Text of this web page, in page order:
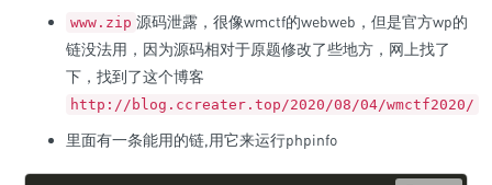
www.zip 源码泄露，很像wmctf的webweb，但是官方wp的
链没法用，因为源码相对于原题修改了些地方，网上找了
下，找到了这个博客
http://blog.ccreater.top/2020/08/04/wmctf2020/
里面有一条能用的链,用它来运行phpinfo